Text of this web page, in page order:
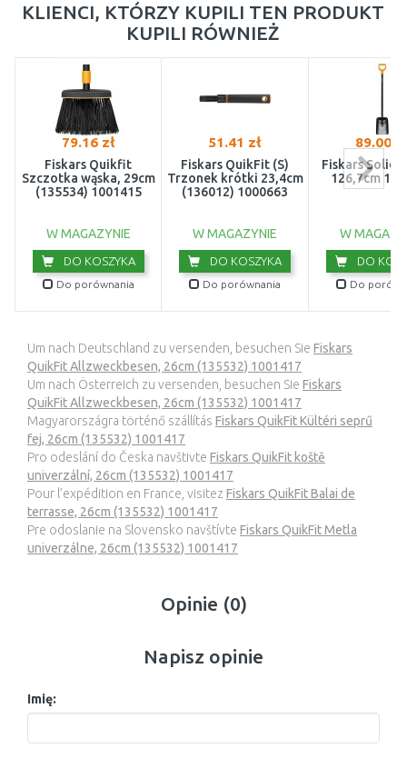
KLIENCI, KTÓRZY KUPILI TEN PRODUKT
KUPILI RÓWNIEŻ
79.16 zł
Fiskars Quikfit
Szczotka wąska, 29cm
(135534) 1001415
W MAGAZYNIE
DO KOSZYKA
Do porównania
51.41 zł
Fiskars QuikFit (S)
Trzonek krótki 23,4cm
(136012) 1000663
W MAGAZYNIE
DO KOSZYKA
Do porównania
89.00
Fiskars Solid
126,7cm
W
DO
Do
Um nach Deutschland zu versenden, besuchen Sie Fiskars
QuikFit Allzweckbesen, 26cm (135532) 1001417
Um nach Österreich zu versenden, besuchen Sie Fiskars
QuikFit Allzweckbesen, 26cm (135532) 1001417
Magyarországra történő szállítás Fiskars QuikFit Kültéri seprű
fej, 26cm (135532) 1001417
Pro odeslání do Česka navštivte Fiskars QuikFit koště
univerzální, 26cm (135532) 1001417
Pour l’expédition en France, visitez Fiskars QuikFit Balai de
terrasse, 26cm (135532) 1001417
Pre odoslanie na Slovensko navštívte Fiskars QuikFit Metla
univerzálne, 26cm (135532) 1001417
Opinie (0)
Napisz opinie
Imię: